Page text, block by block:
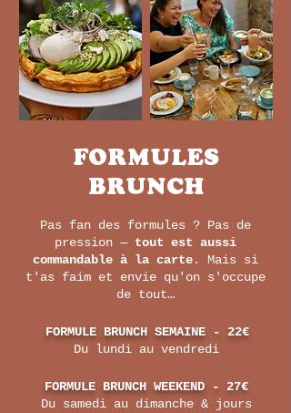
FORMULES
BRUNCH
Pas fan des formules ? Pas de
pression — tout est aussi
commandable à la carte. Mais si
t'as faim et envie qu'on s'occupe
de tout…
FORMULE BRUNCH SEMAINE - 22€
Du lundi au vendredi
FORMULE BRUNCH WEEKEND - 27€
Du samedi au dimanche & jours